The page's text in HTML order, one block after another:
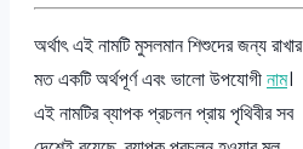
অর্থাৎ এই নামটি মুসলমান শিশুদের জন্য রাখার
মত একটি অর্থপূর্ণ এবং ভালো উপযোগীনাম।
এই নামটির ব্যাপক প্রচলন প্রায় পৃথিবীর সব